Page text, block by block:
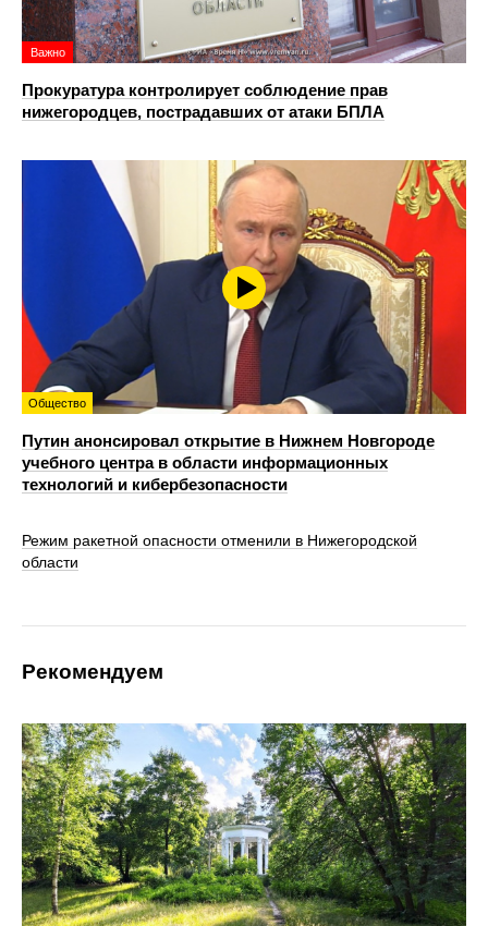
Важно
Прокуратура контролирует соблюдение прав
нижегородцев, пострадавших от атаки БПЛА
Общество
Путин анонсировал открытие в Нижнем Новгороде
учебного центра в области информационных
технологий и кибербезопасности
Режим ракетной опасности отменили в Нижегородской
области
Рекомендуем